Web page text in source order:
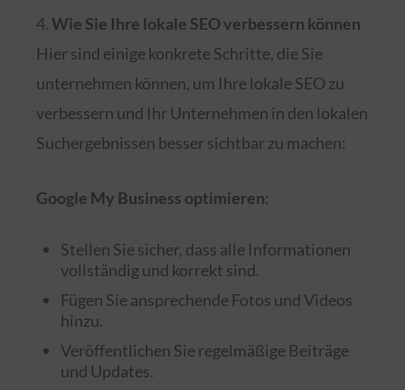
4.Wie Sie Ihre lokale SEO verbessern können
Hier sind einige konkrete Schritte, die Sie
unternehmen können, um Ihre lokale SEO zu
verbessern und Ihr Unternehmen in den lokalen
Suchergebnissen besser sichtbar zu machen:
Google My Business optimieren:
Stellen Sie sicher, dass alle Informationen
vollständig und korrekt sind.
Fügen Sie ansprechende Fotos und Videos
hinzu.
Veröffentlichen Sie regelmäßige Beiträge
und Updates.